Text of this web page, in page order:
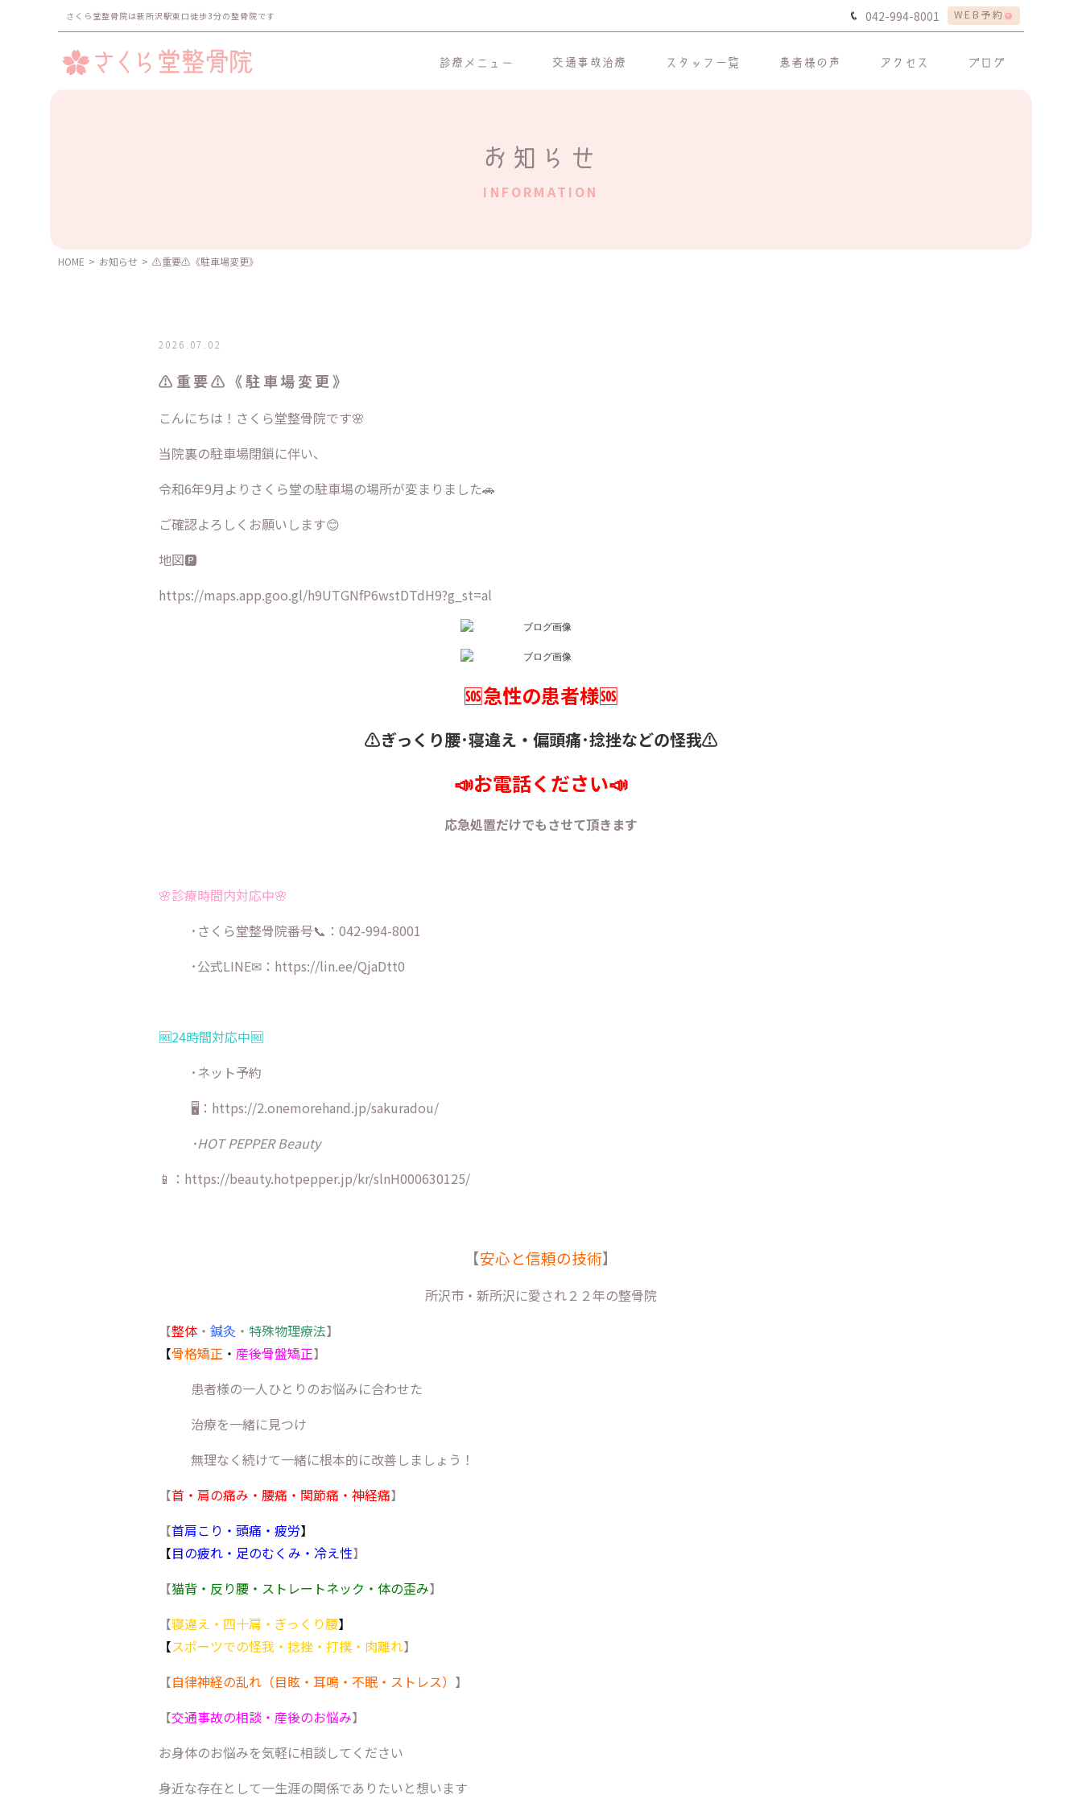
さくら堂整骨院は新所沢駅東口徒歩3分の整骨院です 042-994-8001 WEB予約
診療メニュー 交通事故治療 スタッフ一覧 患者様の声 アクセス ブログ
お知らせ
INFORMATION
HOME > お知らせ > ⚠️重要⚠️《駐車場変更》
2026.07.02
⚠️重要⚠️《駐車場変更》
こんにちは！さくら堂整骨院です🌸
当院裏の駐車場閉鎖に伴い、
令和6年9月よりさくら堂の駐車場の場所が変まりました🚗
ご確認よろしくお願いします😊
地図🅿️
https://maps.app.goo.gl/h9UTGNfP6wstDTdH9?g_st=al
🆘急性の患者様🆘
⚠️ぎっくり腰･寝違え・ 偏頭痛･捻挫などの怪我⚠️
📣お電話ください📣
応急処置だけでもさせて頂きます
🌸診療時間内対応中🌸
･さくら堂整骨院番号📞：042-994-8001
･公式LINE✉： https://lin.ee/QjaDtt0
🆓24時間対応中🆓
･ネット予約
🖥：https://2.onemorehand.jp/sakuradou/
･HOT PEPPER Beauty
📱：https://beauty.hotpepper.jp/kr/slnH000630125/
【安心と信頼の技術】
所沢市・新所沢に愛され２２年の整骨院
【整体 ・ 鍼灸 ・ 特殊物理療法】
【骨格矯正 ・ 産後骨盤矯正】
患者様の一人ひとりのお悩みに合わせた
治療を一緒に見つけ
無理なく続けて一緒に根本的に改善しましょう！
【首・肩の痛み・腰痛・関節痛・神経痛】
【首肩こり・頭痛・疲労】
【目の疲れ・足のむくみ・冷え性】
【猫背・反り腰・ストレートネック・体の歪み】
【寝違え・四十肩・ぎっくり腰】
【スポーツでの怪我・捻挫・打撲・肉離れ】
【自律神経の乱れ（目眩・耳鳴・不眠・ストレス） 】
【交通事故の相談・産後のお悩み】
お身体のお悩みを気軽に相談してください
身近な存在として一生涯の関係でありたいと想います